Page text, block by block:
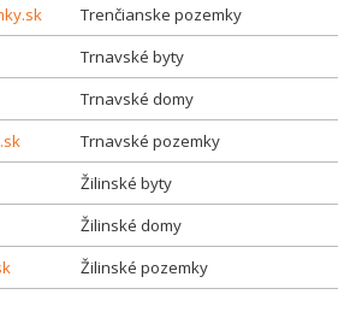
Trenčianske pozemky
Trnavské byty
Trnavské domy
Trnavské pozemky
Žilinské byty
Žilinské domy
Žilinské pozemky